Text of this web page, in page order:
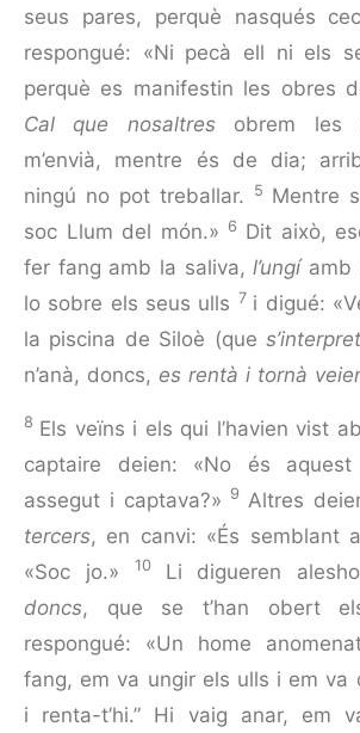
seus pares, perquè nasqués
respongué: «Ni pecà ell ni els
perquè es manifestin les obres
Cal que nosaltres obrem les
m’envià, mentre és de dia;
ningú no pot treballar.
5 Mentre
soc Llum del món.» 6 Dit això,
fer fang amb la saliva,l’ungí amb
lo sobre els seus ulls 7 i digué:
la piscina de Siloè (que
n’anà, doncs, es rentà i tornà
8 Els veïns i els qui l’havien vist
captaire deien: «No és
assegut i captava?» 9 Altres
tercers, en canvi: «És sem­blant
«Soc jo.»
10 Li digueren
doncs, que se t’han obert
respongué: «Un home
fang, em va ungir els ulls i em va
i renta-t’hi.” Hi vaig anar, em